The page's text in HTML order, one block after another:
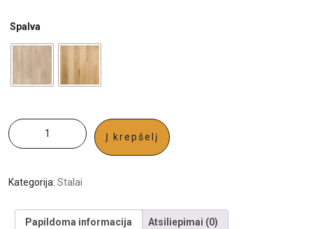
Spalva
Į krepšelį
Kategorija: Stalai
Papildoma informacija Atsiliepimai (0)